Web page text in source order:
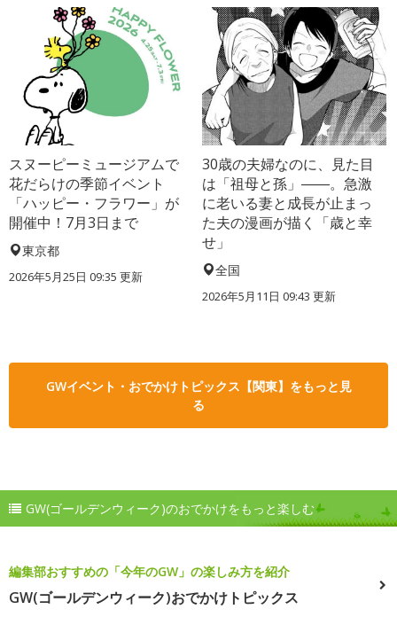
スヌーピーミュージアムで
花だらけの季節イベント
「ハッピー・フラワー」が
開催中！7月3日まで
東京都
2026年5月25日 09:35 更新
30歳の夫婦なのに、見た目
は「祖母と孫」――。急激
に老いる妻と成長が止まっ
た夫の漫画が描く「歳と幸
せ」
全国
2026年5月11日 09:43 更新
GWイベント・おでかけトピックス【関東】をもっと見
る
GW(ゴールデンウィーク)のおでかけをもっと楽しむ
編集部おすすめの「今年のGW」の楽しみ方を紹介
GW(ゴールデンウィーク)おでかけトピックス